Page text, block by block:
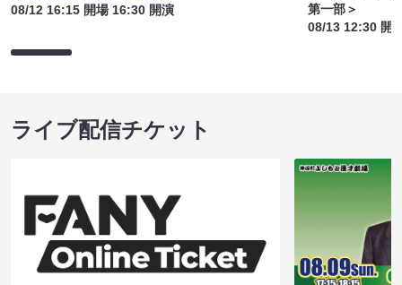
08/12 16:15 開場 16:30 開演
第一部＞
08/13 12:30 開
ライブ配信チケット